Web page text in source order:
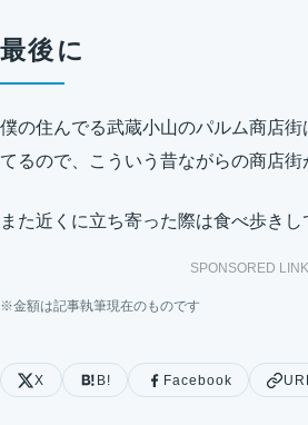
最後に
僕の住んでる武蔵小山のパルム商店
てるので、こういう昔ながらの商店街
また近くに立ち寄った際は食べ歩きし
SPONSORED LINK
※金額は記事執筆現在のものです
X B! Facebook